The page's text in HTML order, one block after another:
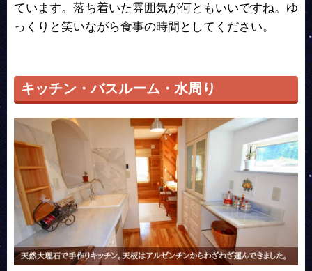
ています。落ち着いた雰囲気が何ともいいですね。ゆ
っくりと笑いながら食事の時間としてください。
キッチン・バスルーム・水周り